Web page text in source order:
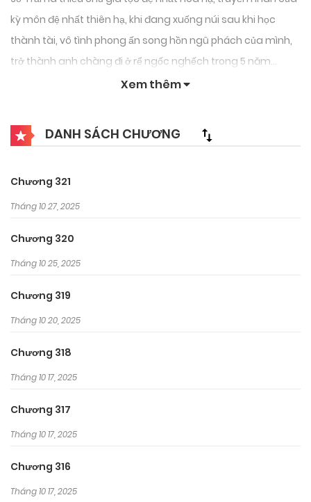
kỳ môn đệ nhất thiên hạ, khi đang xuống núi sau khi học
thành tài, vô tình phong ấn song hồn ngũ phách của mình,
trở thành anh chàng đi ở rể ngốc nghếch trong 5 năm…
Xem thêm
DANH SÁCH CHƯƠNG
Chương 321
Tháng 10 27, 2025
Chương 320
Tháng 10 25, 2025
Chương 319
Tháng 10 20, 2025
Chương 318
Tháng 10 17, 2025
Chương 317
Tháng 10 17, 2025
Chương 316
Tháng 10 17, 2025